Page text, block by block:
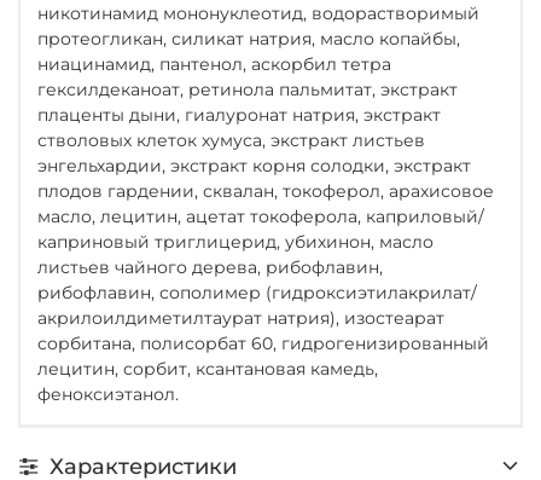
никотинамид мононуклеотид, водорастворимый
протеогликан, силикат натрия, масло копайбы,
ниацинамид, пантенол, аскорбил тетра
гексилдеканоат, ретинола пальмитат, экстракт
плаценты дыни, гиалуронат натрия, экстракт
стволовых клеток хумуса, экстракт листьев
энгельхардии, экстракт корня солодки, экстракт
плодов гардении, сквалан, токоферол, арахисовое
масло, лецитин, ацетат токоферола, каприловый/
каприновый триглицерид, убихинон, масло
листьев чайного дерева, рибофлавин,
рибофлавин, сополимер (гидроксиэтилакрилат/
акрилоилдиметилтаурат натрия), изостеарат
сорбитана, полисорбат 60, гидрогенизированный
лецитин, сорбит, ксантановая камедь,
феноксиэтанол.
Характеристики